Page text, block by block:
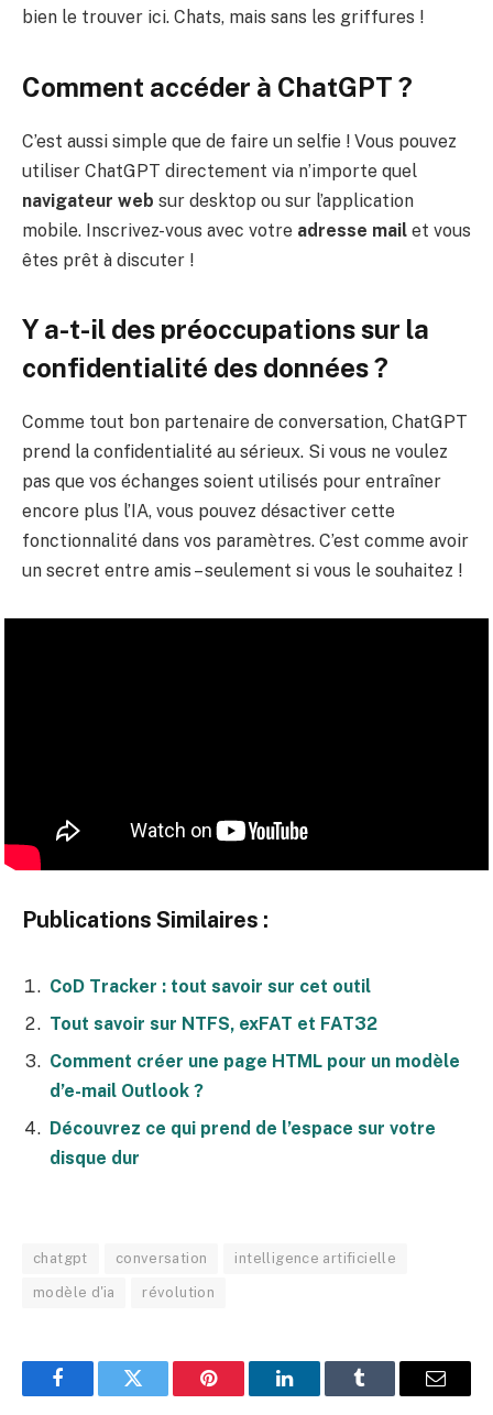
bien le trouver ici. Chats, mais sans les griffures !
Comment accéder à ChatGPT ?
C’est aussi simple que de faire un selfie ! Vous pouvez
utiliser ChatGPT directement via n’importe quel
navigateur web sur desktop ou sur l’application
mobile. Inscrivez-vous avec votre adresse mail et vous
êtes prêt à discuter !
Y a-t-il des préoccupations sur la
confidentialité des données ?
Comme tout bon partenaire de conversation, ChatGPT
prend la confidentialité au sérieux. Si vous ne voulez
pas que vos échanges soient utilisés pour entraîner
encore plus l’IA, vous pouvez désactiver cette
fonctionnalité dans vos paramètres. C’est comme avoir
un secret entre amis – seulement si vous le souhaitez !
Publications Similaires :
CoD Tracker : tout savoir sur cet outil
Tout savoir sur NTFS, exFAT et FAT32
Comment créer une page HTML pour un modèle
d’e-mail Outlook ?
Découvrez ce qui prend de l’espace sur votre
disque dur
chatgpt conversation intelligence artificielle
modèle d'ia révolution
FacebookTwitter Pinterest LinkedInTumblr E-